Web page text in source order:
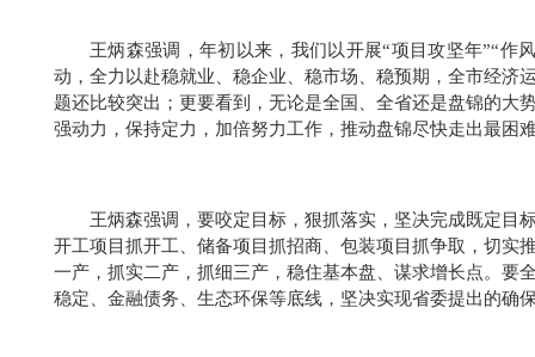
王炳森强调，年初以来，我们以开展“项目攻坚年”“作
动，全力以赴稳就业、稳企业、稳市场、稳预期，全市经济
题还比较突出；更要看到，无论是全国、全省还是盘锦的大
强动力，保持定力，加倍努力工作，推动盘锦尽快走出最困
王炳森强调，要咬定目标，狠抓落实，坚决完成既定目
开工项目抓开工、储备项目抓招商、包装项目抓争取，切实
一产，抓实二产，抓细三产，稳住基本盘、谋求增长点。要
稳定、金融债务、生态环保等底线，坚决实现省委提出的确